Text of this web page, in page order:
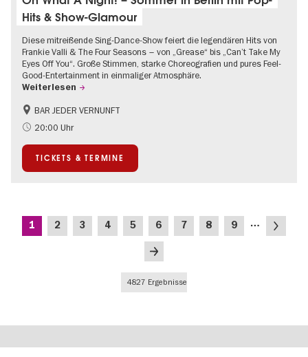
Hits & Show-Glamour
Diese mitreißende Sing-Dance-Show feiert die legendären Hits von
Frankie Valli & The Four Seasons – von „Grease“ bis „Can’t Take My
Eyes Off You“. Große Stimmen, starke Choreografien und pures Feel-
Good-Entertainment in einmaliger Atmosphäre.
Weiterlesen
International
Kultursommer
BAR JEDER VERNUNFT
20:00 Uhr
TICKETS & TERMINE
Seitennummerierung
Aktuelle
1 Seite
2 Seite
3 Seite
4 Seite
5 Seite
6 Seite
7 Seite
8 Seite
9 …
Nächste
Letzte
4827 Ergebnisse